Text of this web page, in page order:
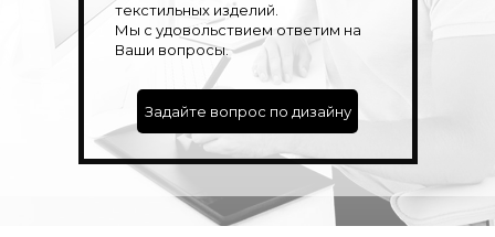
текстильных изделий.
Мы с удовольствием ответим на
Ваши вопросы.
Задайте вопрос по дизайну